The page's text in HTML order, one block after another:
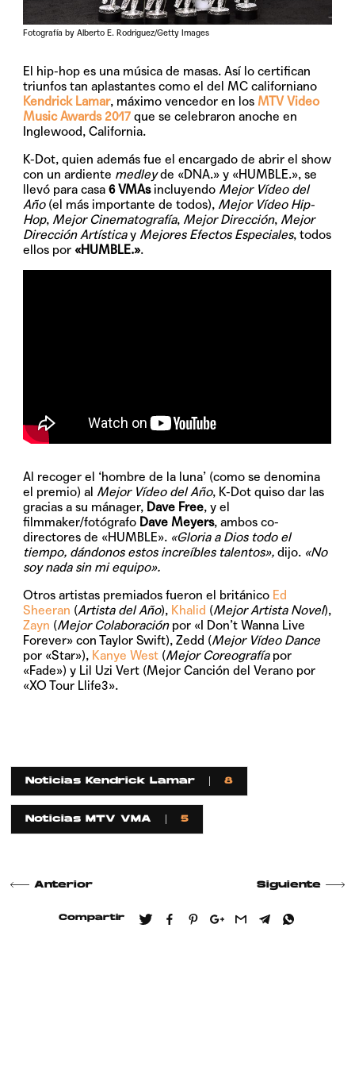
Fotografía by Alberto E. Rodriguez/Getty Images
El hip-hop es una música de masas. Así lo certifican
triunfos tan aplastantes como el del MC californiano
Kendrick Lamar, máximo vencedor en los MTV Video
Music Awards 2017 que se celebraron anoche en
Inglewood, California.
K-Dot, quien además fue el encargado de abrir el show
con un ardiente medleyde «DNA.» y «HUMBLE.», se
llevó para casa6 VMAsincluyendo Mejor Vídeo del
Año(el más importante de todos), Mejor Vídeo Hip-
Hop, Mejor Cinematografía, Mejor Dirección, Mejor
Dirección Artísticay Mejores Efectos Especiales, todos
ellos por «HUMBLE.».
Al recoger el ‘hombre de la luna’ (como se denomina
el premio) al Mejor Vídeo del Año, K-Dot quiso dar las
gracias a su mánager, Dave Free, y el
filmmaker/fotógrafo Dave Meyers, ambos co-
directores de «HUMBLE». «Gloria a Dios todo el
tiempo, dándonos estos increíbles talentos», dijo. «No
soy nada sin mi equipo».
Otros artistas premiados fueron el británico Ed
Sheeran (Artista del Año), Khalid (Mejor Artista Novel),
Zayn (Mejor Colaboraciónpor «I Don’t Wanna Live
Forever» con Taylor Swift), Zedd (Mejor Vídeo Dance
por «Star»), Kanye West (Mejor Coreografíapor
«Fade») y Lil Uzi Vert (Mejor Canción del Verano por
«XO Tour Llife3».
Noticias Kendrick Lamar 8
Noticias MTV VMA 5
Anterior Siguiente
Compartir